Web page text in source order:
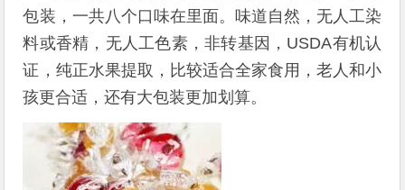
包装，一共八个口味在里面。味道自然，无人工染
料或香精，无人工色素，非转基因，USDA有机认
证，纯正水果提取，比较适合全家食用，老人和小
孩更合适，还有大包装更加划算。